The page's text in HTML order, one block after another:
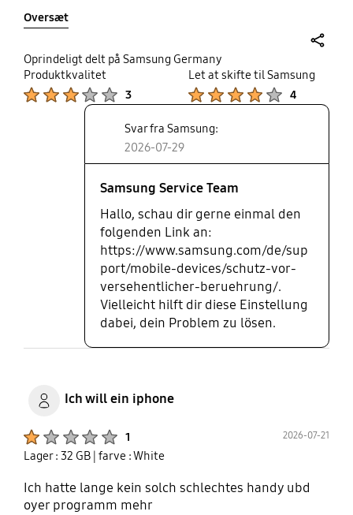
Oversæt
Oprindeligt delt på Samsung Germany
Produktkvalitet
3
Let at skifte til Samsung
4
Svar fra Samsung:
2026-07-29
Samsung Service Team
Hallo, schau dir gerne einmal den
folgenden Link an:
https://www.samsung.com/de/sup
port/mobile-devices/schutz-vor-
versehentlicher-beruehrung/.
Vielleicht hilft dir diese Einstellung
dabei, dein Problem zu lösen.
Ich will ein iphone
1 2026-07-21
Lager : 32 GB | farve : White
Ich hatte lange kein solch schlechtes handy ubd
oyer programm mehr